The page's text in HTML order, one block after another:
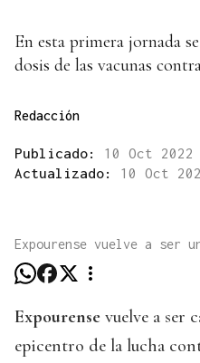
En esta primera jornada
dosis de las vacunas
Redacción
Publicado: 10 Oct
Actualizado: 10 Oct
Expourense vuelve a ser
Expourense vuelve a ser
epicentro de la lucha